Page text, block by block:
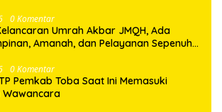
0 Komentar
Umrah Akbar JMQH, Ada
Amanah, dan Pelayanan Sepenuh
0 Komentar
Pemkab Toba Saat Ini Memasuki
Wawancara